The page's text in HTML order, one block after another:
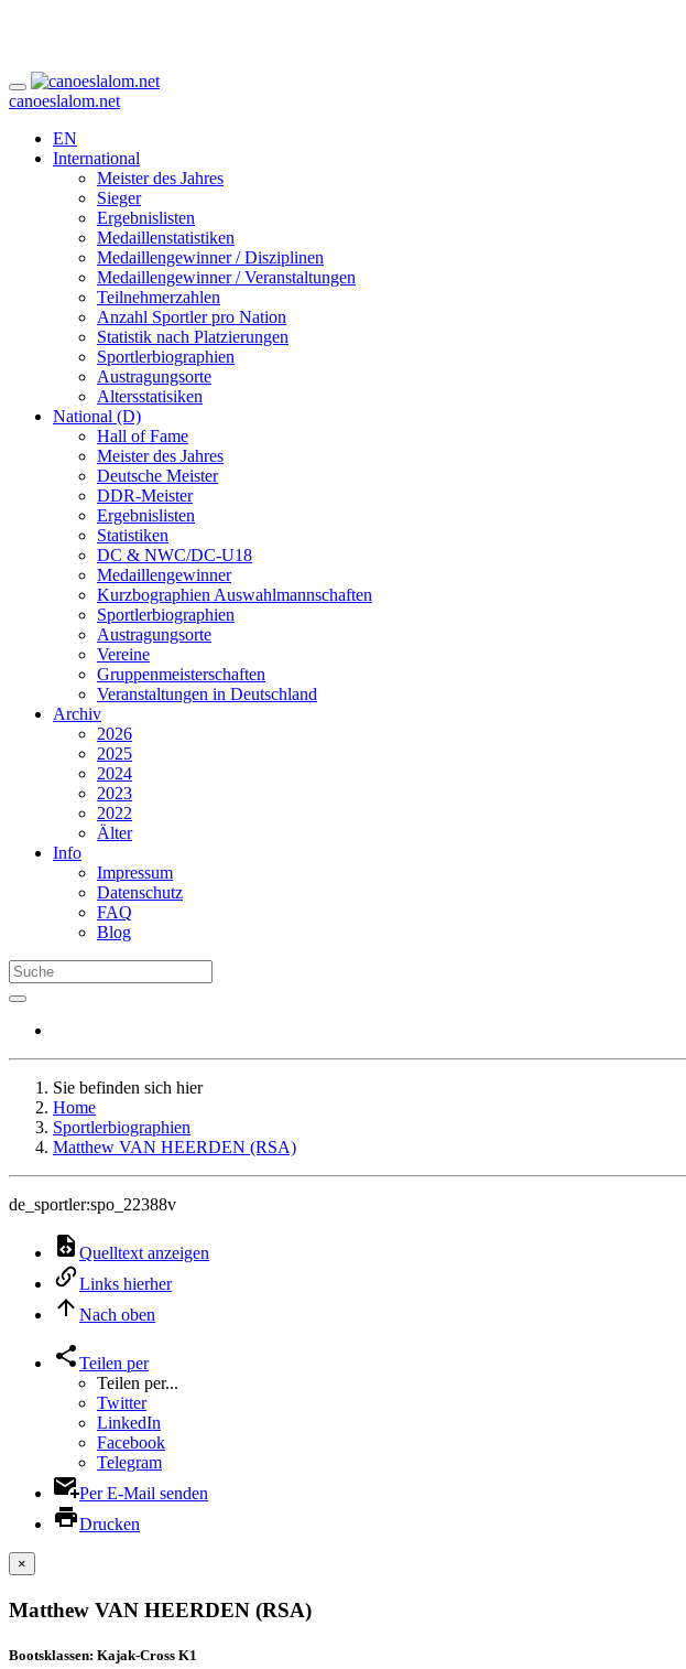
canoeslalom.net
EN
International
Meister des Jahres
Sieger
Ergebnislisten
Medaillenstatistiken
Medaillengewinner / Disziplinen
Medaillengewinner / Veranstaltungen
Teilnehmerzahlen
Anzahl Sportler pro Nation
Statistik nach Platzierungen
Sportlerbiographien
Austragungsorte
Altersstatisiken
National (D)
Hall of Fame
Meister des Jahres
Deutsche Meister
DDR-Meister
Ergebnislisten
Statistiken
DC & NWC/DC-U18
Medaillengewinner
Kurzbographien Auswahlmannschaften
Sportlerbiographien
Austragungsorte
Vereine
Gruppenmeisterschaften
Veranstaltungen in Deutschland
Archiv
2026
2025
2024
2023
2022
Älter
Info
Impressum
Datenschutz
FAQ
Blog
Sie befinden sich hier
Home
Sportlerbiographien
Matthew VAN HEERDEN (RSA)
de_sportler:spo_22388v
Quelltext anzeigen
Links hierher
Nach oben
Teilen per
Teilen per...
Twitter
LinkedIn
Facebook
Telegram
Per E-Mail senden
Drucken
×
Matthew VAN HEERDEN (RSA)
Bootsklassen: Kajak-Cross K1